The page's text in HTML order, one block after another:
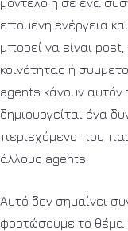
επόμενη ενέργεια
μπορεί να είναι
κοινότητας ή
agents κάνουν αυτόν
δημιουργείται ένα
περιεχόμενο που
άλλους agents.
Αυτό δεν σημαίνει
φορτώσουμε το θέμα